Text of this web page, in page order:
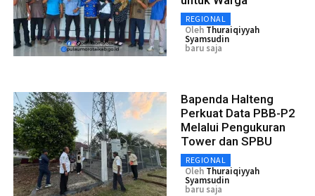
REGIONAL
Oleh Thuraiqiyyah
Syamsudin
baru saja
Bapenda Halteng
Perkuat Data PBB-P2
Melalui Pengukuran
Tower dan SPBU
REGIONAL
Oleh Thuraiqiyyah
Syamsudin
baru saja